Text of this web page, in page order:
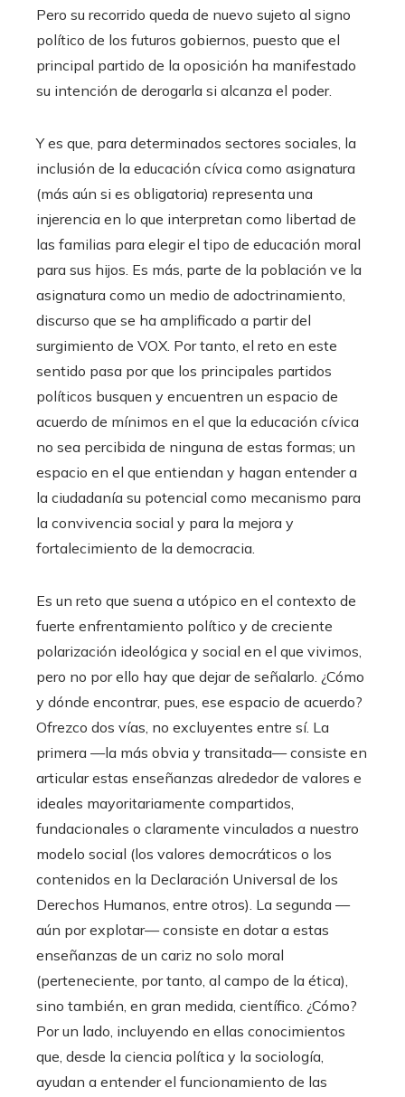
Pero su recorrido queda de nuevo sujeto al signo
político de los futuros gobiernos, puesto que el
principal partido de la oposición ha manifestado
su intención de derogarla si alcanza el poder.
Y es que, para determinados sectores sociales, la
inclusión de la educación cívica como asignatura
(más aún si es obligatoria) representa una
injerencia en lo que interpretan como libertad de
las familias para elegir el tipo de educación moral
para sus hijos. Es más, parte de la población ve la
asignatura como un medio de adoctrinamiento,
discurso que se ha amplificado a partir del
surgimiento de VOX. Por tanto, el reto en este
sentido pasa por que los principales partidos
políticos busquen y encuentren un espacio de
acuerdo de mínimos en el que la educación cívica
no sea percibida de ninguna de estas formas; un
espacio en el que entiendan y hagan entender a
la ciudadanía su potencial como mecanismo para
la convivencia social y para la mejora y
fortalecimiento de la democracia.
Es un reto que suena a utópico en el contexto de
fuerte enfrentamiento político y de creciente
polarización ideológica y social en el que vivimos,
pero no por ello hay que dejar de señalarlo. ¿Cómo
y dónde encontrar, pues, ese espacio de acuerdo?
Ofrezco dos vías, no excluyentes entre sí. La
primera —la más obvia y transitada— consiste en
articular estas enseñanzas alrededor de valores e
ideales mayoritariamente compartidos,
fundacionales o claramente vinculados a nuestro
modelo social (los valores democráticos o los
contenidos en la Declaración Universal de los
Derechos Humanos, entre otros). La segunda —
aún por explotar— consiste en dotar a estas
enseñanzas de un cariz no solo moral
(perteneciente, por tanto, al campo de la ética),
sino también, en gran medida, científico. ¿Cómo?
Por un lado, incluyendo en ellas conocimientos
que, desde la ciencia política y la sociología,
ayudan a entender el funcionamiento de las